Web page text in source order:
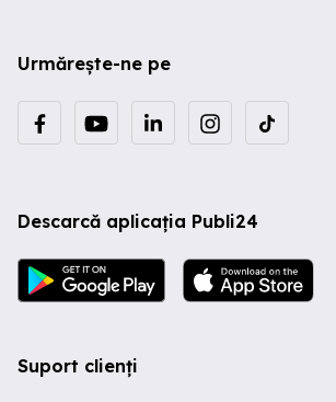
Urmărește-ne pe
Descarcă aplicația Publi24
Suport clienți